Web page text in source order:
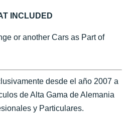
INCLUDED
or another Cars as Part of
desde el año 2007 a
de Alta Gama de Alemania
y Particulares.